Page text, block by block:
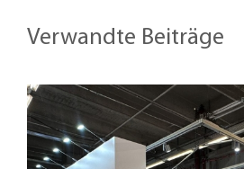
Verwandte Beiträge